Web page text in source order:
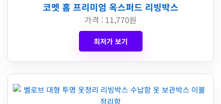
코멧 홈 프리미엄 옥스퍼드 리빙박스
가격 : 11,770원
최저가 보기